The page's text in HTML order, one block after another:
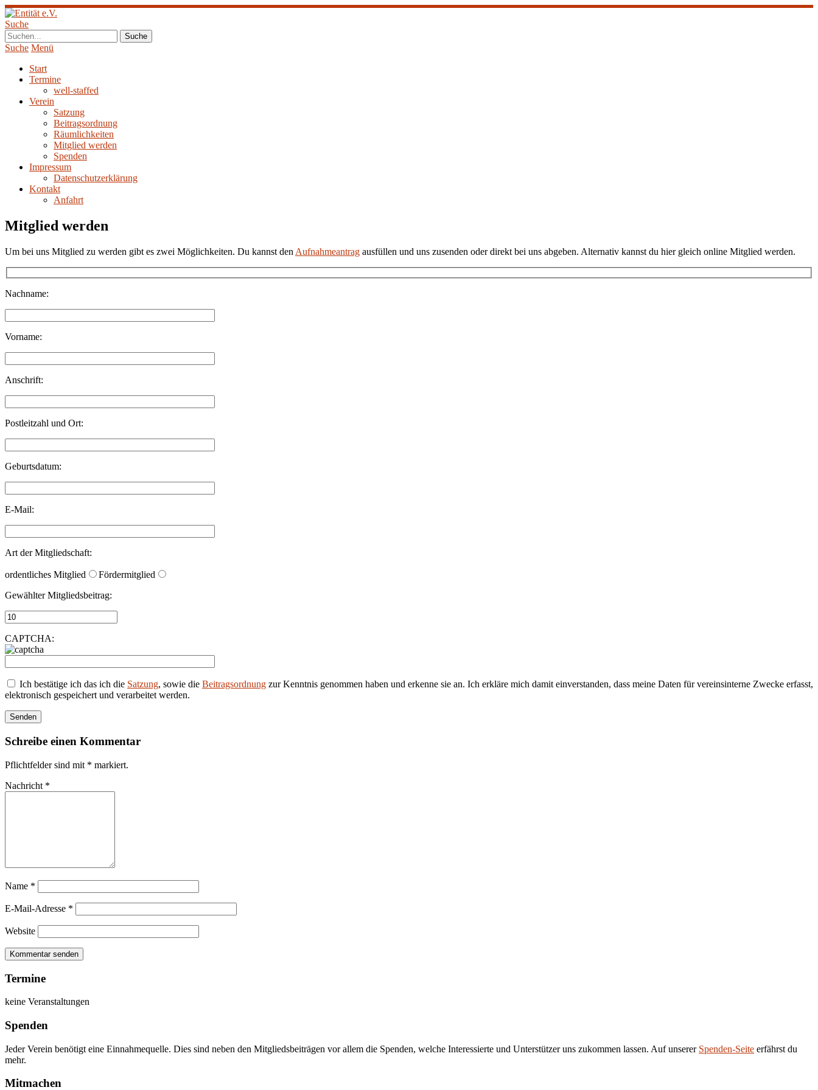
Suche
Suche Menü
Start
Termine
well-staffed
Verein
Satzung
Beitragsordnung
Räumlichkeiten
Mitglied werden
Spenden
Impressum
Datenschutzerklärung
Kontakt
Anfahrt
Mitglied werden
Um bei uns Mitglied zu werden gibt es zwei Möglichkeiten. Du kannst den Aufnahmeantrag ausfüllen und uns zusenden oder direkt bei uns abgeben. Alternativ kannst du hier gleich online Mitglied werden.
Nachname:
Vorname:
Anschrift:
Postleitzahl und Ort:
Geburtsdatum:
E-Mail:
Art der Mitgliedschaft:
ordentliches Mitglied
Fördermitglied
Gewählter Mitgliedsbeitrag:
CAPTCHA:
Ich bestätige ich das ich die Satzung, sowie die Beitragsordnung zur Kenntnis genommen haben und erkenne sie an. Ich erkläre mich damit einverstanden, dass meine Daten für vereinsinterne Zwecke erfasst,
elektronisch gespeichert und verarbeitet werden.
Schreibe einen Kommentar
Pflichtfelder sind mit * markiert.
Nachricht *
Name *
E-Mail-Adresse *
Website
Termine
keine Veranstaltungen
Spenden
Jeder Verein benötigt eine Einnahmequelle. Dies sind neben den Mitgliedsbeiträgen vor allem die Spenden, welche Interessierte und Unterstützer uns zukommen lassen. Auf unserer Spenden-Seite erfährst du
mehr.
Mitmachen